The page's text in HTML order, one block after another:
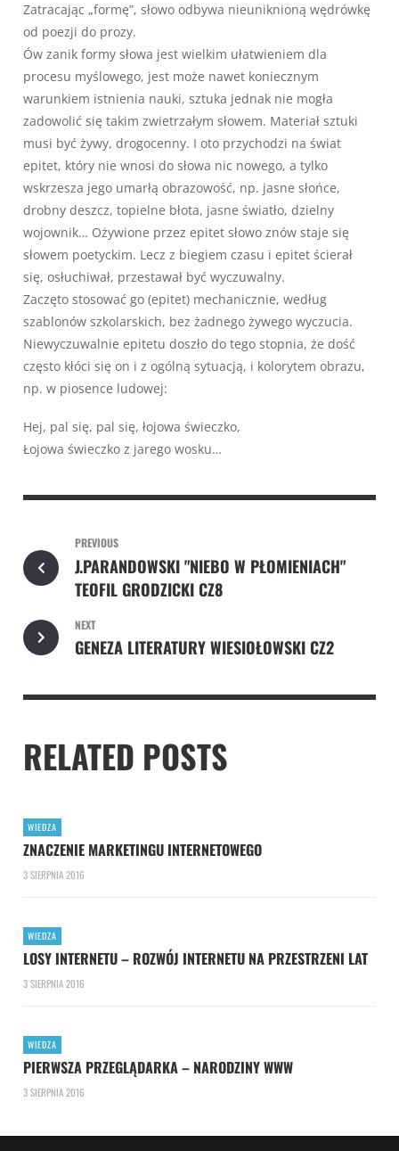
Zatracając „formę”, słowo odbywa nieuniknioną wędrówkę
od poezji do prozy.
Ów zanik formy słowa jest wielkim ułatwieniem dla
procesu myślowego, jest może nawet koniecznym
warunkiem istnienia nauki, sztuka jednak nie mogła
zadowolić się takim zwietrzałym słowem. Materiał sztuki
musi być żywy, drogocenny. I oto przychodzi na świat
epitet, który nie wnosi do słowa nic nowego, a tylko
wskrzesza jego umarłą obrazowość, np. jasne słońce,
drobny deszcz, topielne błota, jasne światło, dzielny
wojownik… Ożywione przez epitet słowo znów staje się
słowem poetyckim. Lecz z biegiem czasu i epitet ścierał
się, osłuchiwał, przestawał być wyczuwalny.
Zaczęto stosować go (epitet) mechanicznie, według
szablonów szkolarskich, bez żadnego żywego wyczucia.
Niewyczuwalnie epitetu doszło do tego stopnia, że dość
często kłóci się on i z ogólną sytuacją, i kolorytem obrazu,
np. w piosence ludowej:
Hej, pal się, pal się, łojowa świeczko,
Łojowa świeczko z jarego wosku…
PREVIOUS
J.PARANDOWSKI "NIEBO W PŁOMIENIACH"
TEOFIL GRODZICKI CZ8
NEXT
GENEZA LITERATURY WIESIOŁOWSKI CZ2
RELATED POSTS
WIEDZA
ZNACZENIE MARKETINGU INTERNETOWEGO
3 SIERPNIA 2016
WIEDZA
LOSY INTERNETU – ROZWÓJ INTERNETU NA PRZESTRZENI LAT
3 SIERPNIA 2016
WIEDZA
PIERWSZA PRZEGLĄDARKA – NARODZINY WWW
3 SIERPNIA 2016